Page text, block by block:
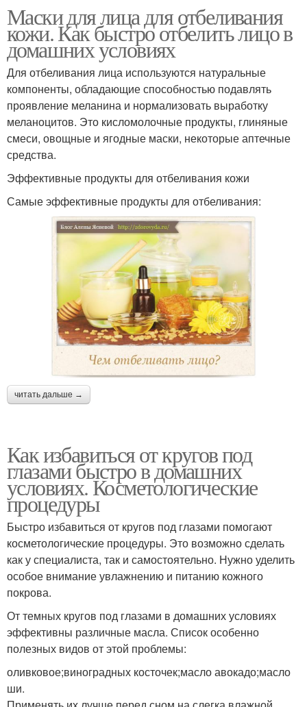
Маски для лица для отбеливания
кожи. Как быстро отбелить лицо в
домашних условиях
Для отбеливания лица используются натуральные
компоненты, обладающие способностью подавлять
проявление меланина и нормализовать выработку
меланоцитов. Это кисломолочные продукты, глиняные
смеси, овощные и ягодные маски, некоторые аптечные
средства.
Эффективные продукты для отбеливания кожи
Самые эффективные продукты для отбеливания:
читать дальше →
Как избавиться от кругов под
глазами быстро в домашних
условиях. Косметологические
процедуры
Быстро избавиться от кругов под глазами помогают
косметологические процедуры. Это возможно сделать
как у специалиста, так и самостоятельно. Нужно уделить
особое внимание увлажнению и питанию кожного
покрова.
От темных кругов под глазами в домашних условиях
эффективны различные масла. Список особенно
полезных видов от этой проблемы:
оливковое;виноградных косточек;масло авокадо;масло
ши.